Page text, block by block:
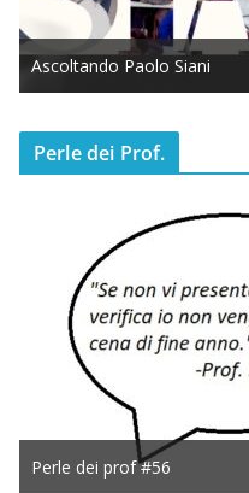
Ascoltando Paolo Siani
Perle dei Prof.
Perle dei prof #56